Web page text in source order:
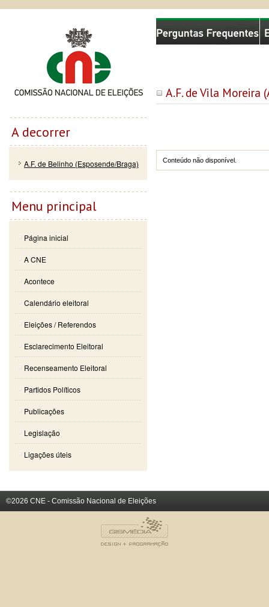
A.F. de Vila Moreira
Conteúdo não disponível.
Comissão Nacional de Eleições
A decorrer
A.F. de Belinho (Esposende/Braga)
Menu principal
Página inicial
A CNE
Acontece
Calendário eleitoral
Eleições / Referendos
Esclarecimento Eleitoral
Recenseamento Eleitoral
Partidos Políticos
Publicações
Legislação
Ligações úteis
©2026 CNE - Comissão Nacional de Eleições